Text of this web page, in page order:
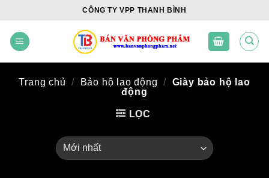
content
CÔNG TY VPP THANH BÌNH
Trang chủ / Bảo hộ lao động / Giày bảo hộ lao
động
LỌC